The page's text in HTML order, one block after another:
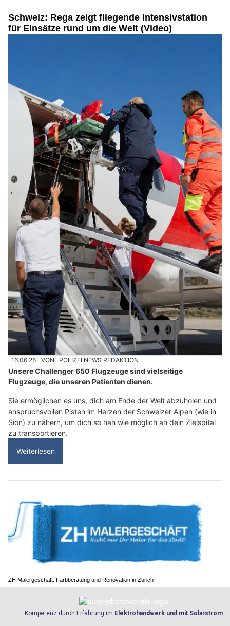
Schweiz: Rega zeigt fliegende Intensivstation
für Einsätze rund um die Welt (Video)
16.06.26 VON POLIZEI.NEWS REDAKTION
Unsere Challenger 650 Flugzeuge sind vielseitige
Flugzeuge, die unseren Patienten dienen.
Sie ermöglichen es uns, dich am Ende der Welt abzuholen und
anspruchsvollen Pisten im Herzen der Schweizer Alpen (wie in
Sion) zu nähern, um dich so nah wie möglich an dein Zielspital
zu transportieren.
Weiterlesen
ZH Malergeschäft: Farbberatung und Renovation in Zürich